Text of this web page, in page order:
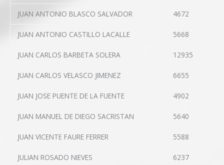
JUAN ANTONIO BLASCO SALVADOR 4672
JUAN ANTONIO CASTILLO LACALLE 5668
JUAN CARLOS BARBETA SOLERA 12935
JUAN CARLOS VELASCO JIMENEZ 6655
JUAN JOSE PUENTE DE LA FUENTE 4902
JUAN MANUEL DE DIEGO SACRISTAN 5640
JUAN VICENTE FAURE FERRER 5588
JULIAN ROSADO NIEVES 6237